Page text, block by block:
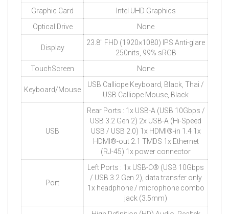
Graphic Card
Intel UHD Graphics
Optical Drive
None
Display
23.8″ FHD (1920×1080) IPS Anti-glare
250nits, 99% sRGB
TouchScreen
None
Keyboard/Mouse
USB Calliope Keyboard, Black, Thai /
USB Calliope Mouse, Black
USB
Rear Ports : 1x USB-A (USB 10Gbps /
USB 3.2 Gen 2) 2x USB-A (Hi-Speed
USB / USB 2.0) 1x HDMI®-in 1.4 1x
HDMI®-out 2.1 TMDS 1x Ethernet
(RJ-45) 1x power connector
Port
Left Ports : 1x USB-C® (USB 10Gbps
/ USB 3.2 Gen 2), data transfer only
1x headphone / microphone combo
jack (3.5mm)